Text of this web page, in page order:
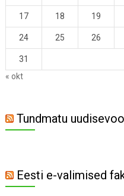
17 18 19
24 25 26
31
« okt
Tundmatu
Eesti e-valimised